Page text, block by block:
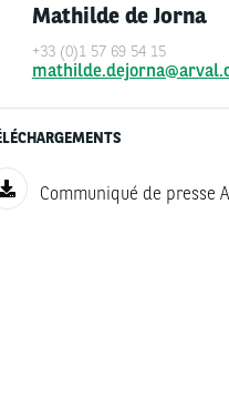
Mathilde de Jorna
+33 (0)1 57 69 54 15
Communiqué de presse